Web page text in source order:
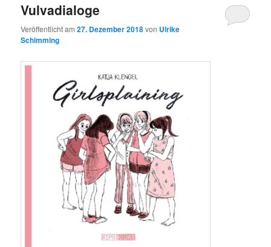
Vulvadialoge
Veröffentlicht am27. Dezember 2018von Ulrike
Schimming